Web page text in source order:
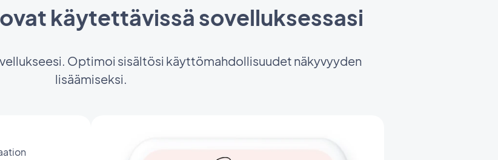
käytettävissä sovelluksessasi
Optimoi sisältösi käyttömahdollisuudet näkyvyyden
lisäämiseksi.